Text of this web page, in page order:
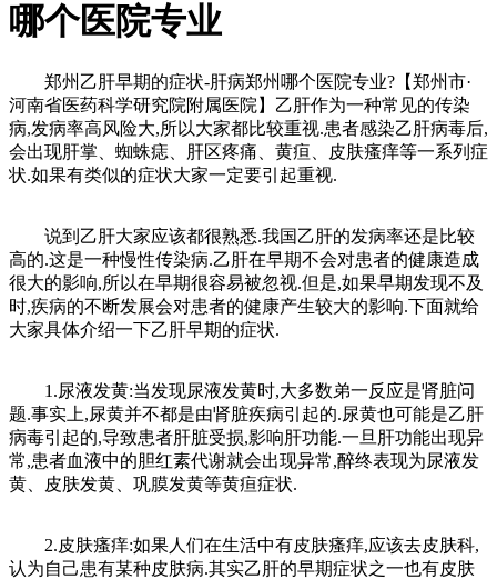
哪个医院专业
郑州乙肝早期的症状-肝病郑州哪个医院专业?【郑州市·
河南省医药科学研究院附属医院】乙肝作为一种常见的传染
病,发病率高风险大,所以大家都比较重视.患者感染乙肝病毒后,
会出现肝掌、蜘蛛痣、肝区疼痛、黄疸、皮肤瘙痒等一系列症
状.如果有类似的症状大家一定要引起重视.
说到乙肝大家应该都很熟悉.我国乙肝的发病率还是比较
高的.这是一种慢性传染病.乙肝在早期不会对患者的健康造成
很大的影响,所以在早期很容易被忽视.但是,如果早期发现不及
时,疾病的不断发展会对患者的健康产生较大的影响.下面就给
大家具体介绍一下乙肝早期的症状.
1.尿液发黄:当发现尿液发黄时,大多数弟一反应是肾脏问
题.事实上,尿黄并不都是由肾脏疾病引起的.尿黄也可能是乙肝
病毒引起的,导致患者肝脏受损,影响肝功能.一旦肝功能出现异
常,患者血液中的胆红素代谢就会出现异常,醉终表现为尿液发
黄、皮肤发黄、巩膜发黄等黄疸症状.
2.皮肤瘙痒:如果人们在生活中有皮肤瘙痒,应该去皮肤科,
认为自己患有某种皮肤病.其实乙肝的早期症状之一也有皮肤